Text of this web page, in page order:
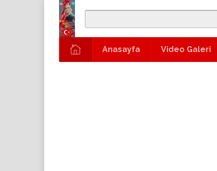
Anasayfa Video Galeri